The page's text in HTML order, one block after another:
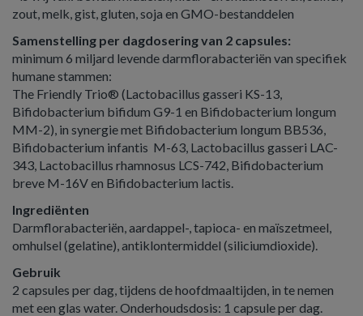
zout, melk, gist, gluten, soja en GMO-bestanddelen
Samenstelling per dagdosering van 2 capsules:
minimum 6 miljard levende darmflorabacteriën van specifiek
humane stammen:
The Friendly Trio® (Lactobacillus gasseri KS-13,
Bifidobacterium bifidum G9-1 en Bifidobacterium longum
MM-2), in synergie met Bifidobacterium longum BB536,
Bifidobacterium infantis M-63, Lactobacillus gasseri LAC-
343, Lactobacillus rhamnosus LCS-742, Bifidobacterium
breve M-16V en Bifidobacterium lactis.
Ingrediënten
Darmflorabacteriën, aardappel-, tapioca- en maïszetmeel,
omhulsel (gelatine), antiklontermiddel (siliciumdioxide).
Gebruik
2 capsules per dag, tijdens de hoofdmaaltijden, in te nemen
met een glas water. Onderhoudsdosis: 1 capsule per dag.